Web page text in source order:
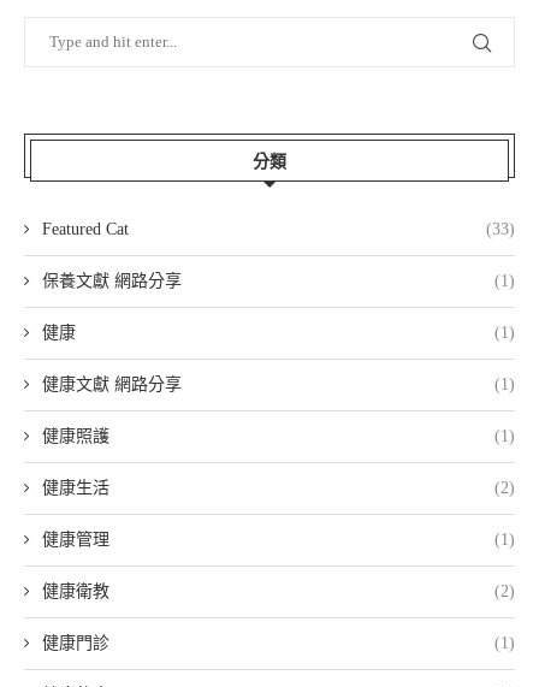
分類
Featured Cat (33)
保養文獻 網路分享 (1)
健康 (1)
健康文獻 網路分享 (1)
健康照護 (1)
健康生活 (2)
健康管理 (1)
健康衛教 (2)
健康門診 (1)